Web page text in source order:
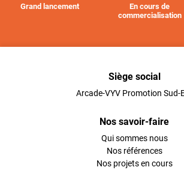
Grand lancement
En cours de
commercialisation
Siège social
Arcade-VYV Promotion Sud-
Nos savoir-faire
Qui sommes nous
Nos références
Nos projets en cours